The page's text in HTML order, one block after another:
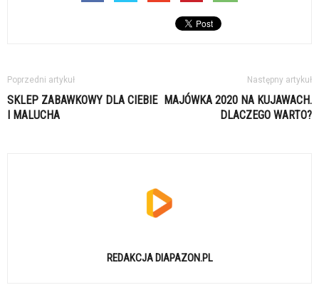
Poprzedni artykuł
SKLEP ZABAWKOWY DLA CIEBIE
I MALUCHA
Następny artykuł
MAJÓWKA 2020 NA KUJAWACH.
DLACZEGO WARTO?
REDAKCJA DIAPAZON.PL